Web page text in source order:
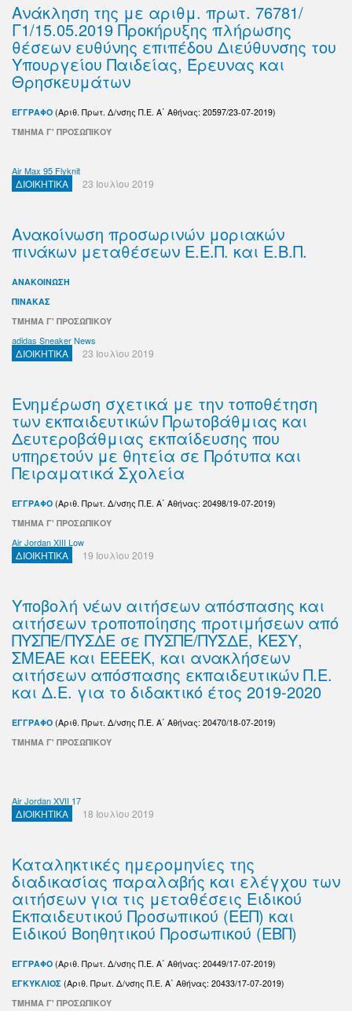
Ανάκληση της με αριθμ. πρωτ. 76781/
Γ1/15.05.2019 Προκήρυξης πλήρωσης
θέσεων ευθύνης επιπέδου Διεύθυνσης του
Υπουργείου Παιδείας, Έρευνας και
Θρησκευμάτων
ΕΓΓΡΑΦΟ (Αριθ. Πρωτ. Δ/νσης Π.Ε. Α΄ Αθήνας: 20597/23-07-2019)
ΤΜΗΜΑ Γ' ΠΡΟΣΩΠΙΚΟΥ
Air Max 95 Flyknit
ΔΙΟΙΚΗΤΙΚΑ 23 Ιουλίου 2019
Ανακοίνωση προσωρινών μοριακών
πινάκων μεταθέσεων Ε.Ε.Π. και Ε.Β.Π.
ΑΝΑΚΟΙΝΩΣΗ
ΠΙΝΑΚΑΣ
ΤΜΗΜΑ Γ' ΠΡΟΣΩΠΙΚΟΥ
adidas Sneaker News
ΔΙΟΙΚΗΤΙΚΑ 23 Ιουλίου 2019
Ενημέρωση σχετικά με την τοποθέτηση
των εκπαιδευτικών Πρωτοβάθμιας και
Δευτεροβάθμιας εκπαίδευσης που
υπηρετούν με θητεία σε Πρότυπα και
Πειραματικά Σχολεία
ΕΓΓΡΑΦΟ (Αριθ. Πρωτ. Δ/νσης Π.Ε. Α΄ Αθήνας: 20498/19-07-2019)
ΤΜΗΜΑ Γ' ΠΡΟΣΩΠΙΚΟΥ
Air Jordan XIII Low
ΔΙΟΙΚΗΤΙΚΑ 19 Ιουλίου 2019
Υποβολή νέων αιτήσεων απόσπασης και
αιτήσεων τροποποίησης προτιμήσεων από
ΠΥΣΠΕ/ΠΥΣΔΕ σε ΠΥΣΠΕ/ΠΥΣΔΕ, ΚΕΣΥ,
ΣΜΕΑΕ και ΕΕΕΕΚ, και ανακλήσεων
αιτήσεων απόσπασης εκπαιδευτικών Π.Ε.
και Δ.Ε. για το διδακτικό έτος 2019-2020
ΕΓΓΡΑΦΟ (Αριθ. Πρωτ. Δ/νσης Π.Ε. Α΄ Αθήνας: 20470/18-07-2019)
ΤΜΗΜΑ Γ' ΠΡΟΣΩΠΙΚΟΥ
Air Jordan XVII 17
ΔΙΟΙΚΗΤΙΚΑ 18 Ιουλίου 2019
Καταληκτικές ημερομηνίες της
διαδικασίας παραλαβής και ελέγχου των
αιτήσεων για τις μεταθέσεις Ειδικού
Εκπαιδευτικού Προσωπικού (ΕΕΠ) και
Ειδικού Βοηθητικού Προσωπικού (ΕΒΠ)
ΕΓΓΡΑΦΟ (Αριθ. Πρωτ. Δ/νσης Π.Ε. Α΄ Αθήνας: 20449/17-07-2019)
ΕΓΚΥΚΛΙΟΣ (Αριθ. Πρωτ. Δ/νσης Π.Ε. Α΄ Αθήνας: 20433/17-07-2019)
ΤΜΗΜΑ Γ' ΠΡΟΣΩΠΙΚΟΥ